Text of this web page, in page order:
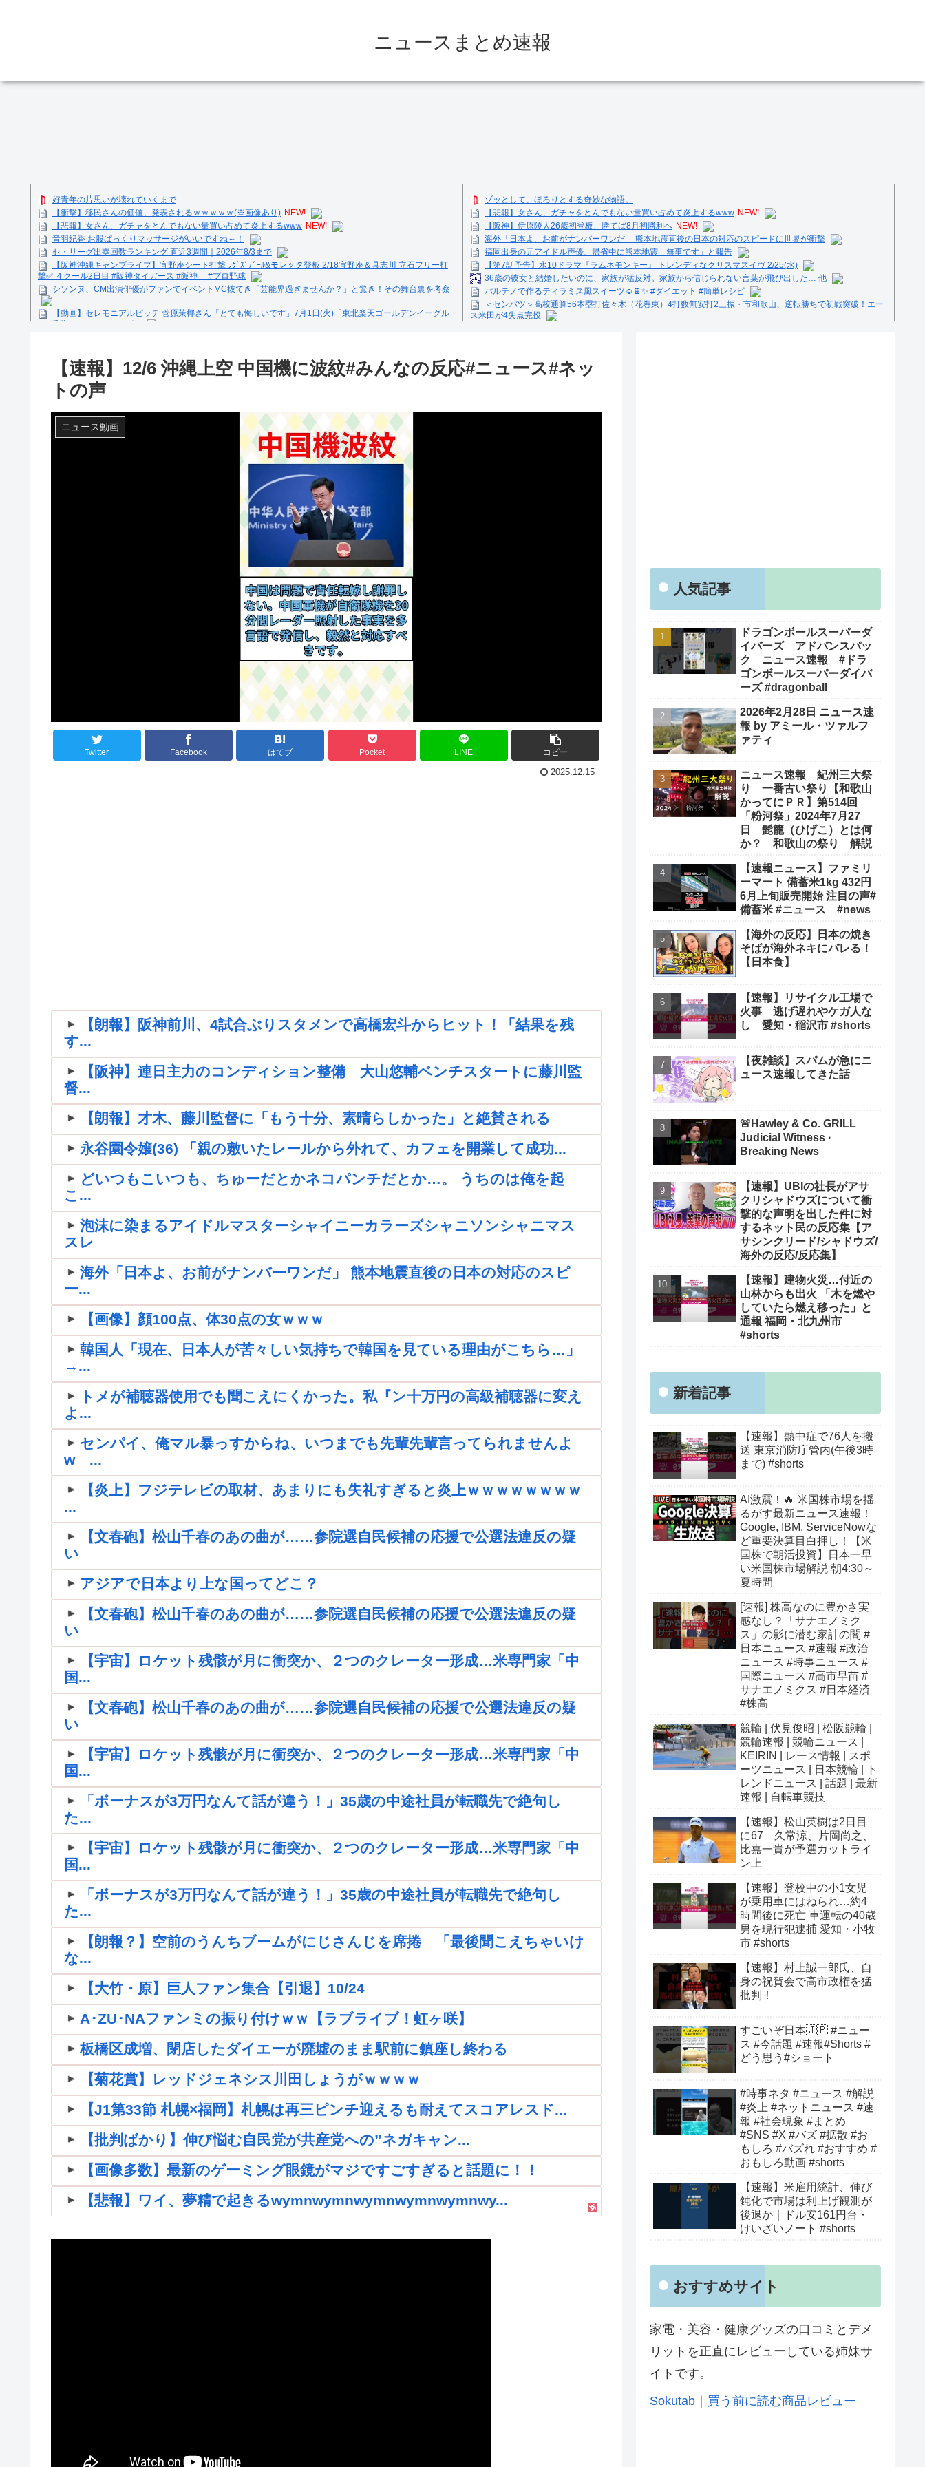
ニュースまとめ速報
好青年の片思いが壊れていくまで
【衝撃】移民さんの価値、発表されるｗｗｗｗｗ(※画像あり) NEW!
【悲報】女さん、ガチャをとんでもない量買い占めて炎上するwww NEW!
音羽紀香 お股ぱっくりマッサージがいいですね～！
セ・リーグ出塁回数ランキング 直近3週間｜2026年8/3まで
【阪神沖縄キャンプライブ】宜野座シート打撃 ﾗｸﾞｽﾞﾃﾞｰﾙ&モレッタ登板 2/18宜野座＆具志川 立石フリー打
撃✅ ４クール2日目 #阪神タイガース #阪神 #プロ野球
シソンヌ、CM出演俳優がファンでイベントMC抜てき「芸能界過ぎませんか？」と驚き！その舞台裏を考察
【動画】セレモニアルピッチ 菅原茉椰さん「とても悔しいです」7月1日(火)「東北楽天ゴールデンイーグル
ス×千葉ロッテマリーンズ」
Powered by livedoor 相互RSS
ゾッとして、ほろりとする奇妙な物語。
【悲報】女さん、ガチャをとんでもない量買い占めて炎上するwww NEW!
【阪神】伊原陵人26歳初登板、勝てば8月初勝利へ NEW!
海外「日本よ、お前がナンバーワンだ」 熊本地震直後の日本の対応のスピードに世界が衝撃
福岡出身の元アイドル声優、帰省中に熊本地震「無事です」と報告
【第7話予告】水10ドラマ『ラムネモンキー』 トレンディなクリスマスイヴ 2/25(水)
36歳の彼女と結婚したいのに、家族が猛反対。家族から信じられない言葉が飛び出した… 他
パルテノで作るティラミス風スイーツ☺️🍫✨ #ダイエット #簡単レシピ
＜センバツ＞高校通算56本塁打佐々木（花巻東）4打数無安打2三振・市和歌山、逆転勝ちで初戦突破！エー
ス米田が4失点完投
【速報】12/6 沖縄上空 中国機に波紋#みんなの反応#ニュース#ネッ
トの声
ニュース動画
Twitter Facebook はてブ Pocket LINE コピー
2025.12.15
【朗報】阪神前川、4試合ぶりスタメンで高橋宏斗からヒット！「結果を残
す...
【阪神】連日主力のコンディション整備 大山悠輔ベンチスタートに藤川監
督...
【朗報】才木、藤川監督に「もう十分、素晴らしかった」と絶賛される
永谷園令嬢(36) 「親の敷いたレールから外れて、カフェを開業して成功...
どいつもこいつも、ちゅーだとかネコパンチだとか…。 うちのは俺を起
こ...
泡沫に染まるアイドルマスターシャイニーカラーズシャニソンシャニマス
スレ
海外「日本よ、お前がナンバーワンだ」 熊本地震直後の日本の対応のスピ
ー...
【画像】顔100点、体30点の女ｗｗｗ
韓国人「現在、日本人が苦々しい気持ちで韓国を見ている理由がこちら…」
→...
トメが補聴器使用でも聞こえにくかった。私『ン十万円の高級補聴器に変え
よ...
センパイ、俺マル暴っすからね、いつまでも先輩先輩言ってられませんよ
w ...
【炎上】フジテレビの取材、あまりにも失礼すぎると炎上ｗｗｗｗｗｗｗｗ
...
【文春砲】松山千春のあの曲が……参院選自民候補の応援で公選法違反の疑
い
アジアで日本より上な国ってどこ？
【文春砲】松山千春のあの曲が……参院選自民候補の応援で公選法違反の疑
い
【宇宙】ロケット残骸が月に衝突か、２つのクレーター形成…米専門家「中
国...
【文春砲】松山千春のあの曲が……参院選自民候補の応援で公選法違反の疑
い
【宇宙】ロケット残骸が月に衝突か、２つのクレーター形成…米専門家「中
国...
「ボーナスが3万円なんて話が違う！」35歳の中途社員が転職先で絶句し
た...
【宇宙】ロケット残骸が月に衝突か、２つのクレーター形成…米専門家「中
国...
「ボーナスが3万円なんて話が違う！」35歳の中途社員が転職先で絶句し
た...
【朗報？】空前のうんちブームがにじさんじを席捲 「最後聞こえちゃいけ
な...
【大竹・原】巨人ファン集合【引退】10/24
A･ZU･NAファンミの振り付けｗｗ【ラブライブ！虹ヶ咲】
板橋区成増、閉店したダイエーが廃墟のまま駅前に鎮座し終わる
【菊花賞】レッドジェネシス川田しょうがｗｗｗｗ
【J1第33節 札幌×福岡】札幌は再三ピンチ迎えるも耐えてスコアレスド...
【批判ばかり】伸び悩む自民党が共産党への”ネガキャン...
【画像多数】最新のゲーミング眼鏡がマジですごすぎると話題に！！
【悲報】ワイ、夢精で起きるwymnwymnwymnwymnwymnwy...
人気記事
ドラゴンボールスーパーダ
イバーズ アドバンスパッ
ク ニュース速報 #ドラ
ゴンボールスーパーダイバ
ーズ #dragonball
2026年2月28日 ニュース速
報 by アミール・ツァルフ
ァティ
ニュース速報 紀州三大祭
り 一番古い祭り【和歌山
かってにＰＲ】第514回
「粉河祭」2024年7月27
日 髭籠（ひげこ）とは何
か？ 和歌山の祭り 解説
【速報ニュース】ファミリ
ーマート 備蓄米1kg 432円
6月上旬販売開始 注目の声#
備蓄米 #ニュース #news
【海外の反応】日本の焼き
そばが海外ネキにバレる！
【日本食】
【速報】リサイクル工場で
火事 逃げ遅れやケガ人な
し 愛知・稲沢市 #shorts
【夜雑談】スパムが急にニ
ュース速報してきた話
🚨Hawley & Co. GRILL
Judicial Witness ·
Breaking News
【速報】UBIの社長がアサ
クリシャドウズについて衝
撃的な声明を出した件に対
するネット民の反応集【ア
サシンクリード/シャドウズ/
海外の反応/反応集】
【速報】建物火災…付近の
山林からも出火 「木を燃や
していたら燃え移った」と
通報 福岡・北九州市
#shorts
新着記事
【速報】熱中症で76人を搬
送 東京消防庁管内(午後3時
まで) #shorts
AI激震！🔥 米国株市場を揺
るがす最新ニュース速報！
Google, IBM, ServiceNowな
ど重要決算目白押し！【米
国株で朝活投資】日本一早
い米国株市場解説 朝4:30～
夏時間
[速報] 株高なのに豊かさ実
感なし？「サナエノミク
ス」の影に潜む家計の闇 #
日本ニュース #速報 #政治
ニュース #時事ニュース #
国際ニュース #高市早苗 #
サナエノミクス #日本経済
#株高
競輪 | 伏見俊昭 | 松阪競輪 |
競輪速報 | 競輪ニュース |
KEIRIN | レース情報 | スポ
ーツニュース | 日本競輪 | ト
レンドニュース | 話題 | 最新
速報 | 自転車競技
【速報】松山英樹は2日目
に67 久常涼、片岡尚之、
比嘉一貴が予選カットライ
ン上
【速報】登校中の小1女児
が乗用車にはねられ…約4
時間後に死亡 車運転の40歳
男を現行犯逮捕 愛知・小牧
市 #shorts
【速報】村上誠一郎氏、自
身の祝賀会で高市政権を猛
批判！
すごいぞ日本🇯🇵 #ニュー
ス #今話題 #速報#Shorts #
どう思う#ショート
#時事ネタ #ニュース #解説
#炎上 #ネットニュース #速
報 #社会現象 #まとめ
#SNS #X #バズ #拡散 #お
もしろ #バズれ #おすすめ #
おもしろ動画 #shorts
【速報】米雇用統計、伸び
鈍化で市場は利上げ観測が
後退か｜ドル安161円台・
けいざいノート #shorts
おすすめサイト
家電・美容・健康グッズの口コミとデメ
リットを正直にレビューしている姉妹サ
イトです。
Sokutab｜買う前に読む商品レビュー